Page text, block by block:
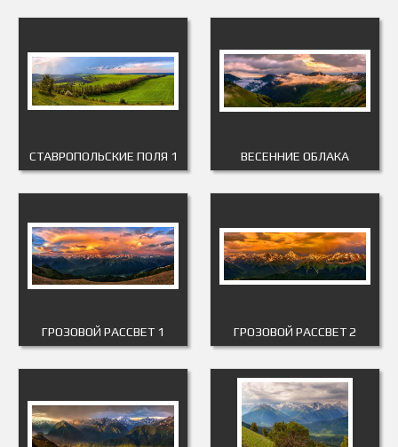
СТАВРОПОЛЬСКИЕ ПОЛЯ 1 ВЕСЕННИЕ ОБЛАКА
ГРОЗОВОЙ РАССВЕТ 1 ГРОЗОВОЙ РАССВЕТ 2